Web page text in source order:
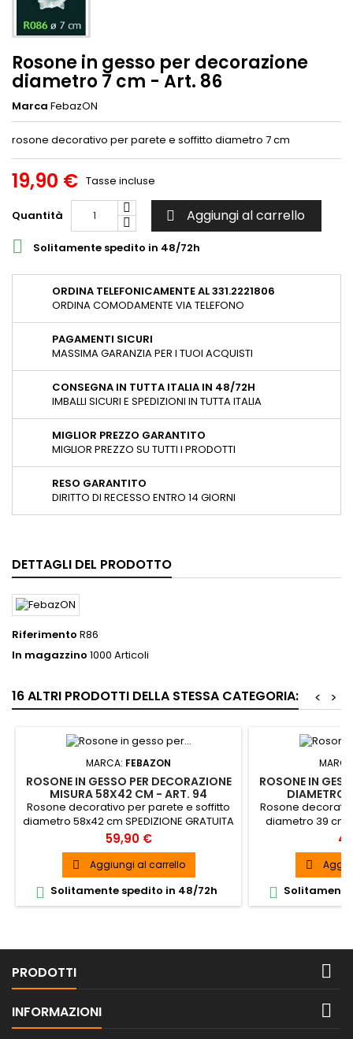
Rosone in gesso per decorazione
diametro 7 cm - Art. 86
Marca FebazON
rosone decorativo per parete e soffitto diametro 7 cm
19,90 € Tasse incluse
Quantità  Aggiungi al carrello
 Solitamente spedito in 48/72h
ORDINA TELEFONICAMENTE AL 331.2221806
ORDINA COMODAMENTE VIA TELEFONO
PAGAMENTI SICURI
MASSIMA GARANZIA PER I TUOI ACQUISTI
CONSEGNA IN TUTTA ITALIA IN 48/72H
IMBALLI SICURI E SPEDIZIONI IN TUTTA ITALIA
MIGLIOR PREZZO GARANTITO
MIGLIOR PREZZO SU TUTTI I PRODOTTI
RESO GARANTITO
DIRITTO DI RECESSO ENTRO 14 GIORNI
DETTAGLI DEL PRODOTTO
Riferimento R86
In magazzino 1000 Articoli
16 ALTRI PRODOTTI DELLA STESSA CATEGORIA: >
<
MARCA: FEBAZON
ROSONE IN GESSO PER DECORAZIONE
MISURA 58X42 CM - ART. 94
Rosone decorativo per parete e soffitto
diametro 58x42 cm SPEDIZIONE GRATUITA
Prezzo
59,90 €
 Aggiungi al carrello
 Solitamente spedito in 48/72h
ROSONE IN
DIAMETRO
Rosone
diametro 39 cm


PRODOTTI 
INFORMAZIONI 